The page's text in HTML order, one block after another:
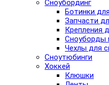
Сноубординг
Ботинки
Запчасти
Крепления
Сноуборды
Чехлы для
Сноутюбинги
Хоккей
Клюшки